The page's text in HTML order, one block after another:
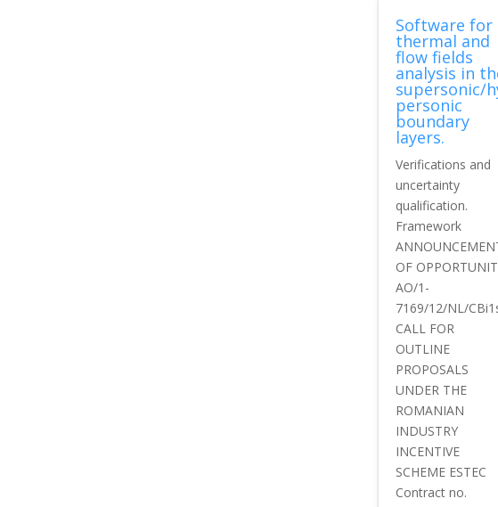
Software for
thermal and
flow fields
analysis in
supersonic/
personic
boundary
layers.
Verifications and
uncertainty
qualification.
Framework
OF
AO/1-
7169/12/NL/
CALL FOR
OUTLINE
PROPOSALS
UNDER THE
ROMANIAN
INDUSTRY
INCENTIVE
SCHEME ESTEC
Contract no.